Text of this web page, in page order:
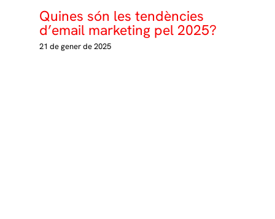
Quines són les tendències
d’email marketing pel 2025?
21 de gener de 2025